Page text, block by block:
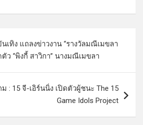
เทิง แถลงข่าวงาน “รางวัลมณีเมขลา
ตัว “พิงกี้ สาวิกา” นางมณีเมขลา
ม : 15 จี-เอิร์นนิ่ง เปิดตัวผู้ชนะ The 15
Game Idols Project